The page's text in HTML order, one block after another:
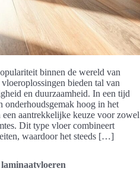
binnen de wereld van
bieden tal van
en duurzaamheid. In een tijd
hoog in het
aantrekkelijke keuze voor zowel
Dit type vloer combineert
waardoor het steeds […]